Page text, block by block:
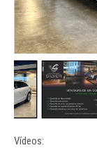
Vídeos: